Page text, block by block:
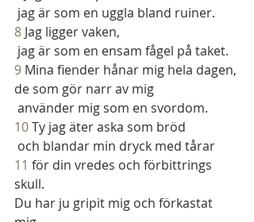
jag är som en uggla bland ruiner.
8 Jag ligger vaken,
jag är som en ensam fågel på taket.
9 Mina fiender hånar mig hela dagen,
de som gör narr av mig
använder mig som en svordom.
10 Ty jag äter aska som bröd
och blandar min dryck med tårar
11 för din vredes och förbittrings
skull.
Du har ju gripit mig och förkastat